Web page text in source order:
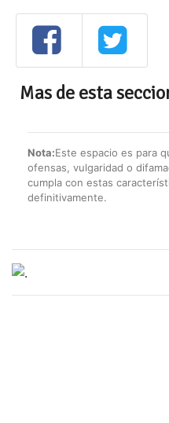
Mas de esta
Nota:Este espacio es para
ofensas, vulgaridad o
cumpla con estas
definitivamente.